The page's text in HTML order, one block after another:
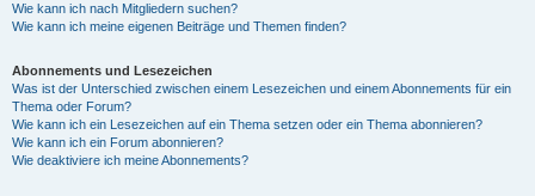
Wie kann ich nach Mitgliedern suchen?
Wie kann ich meine eigenen Beiträge und Themen finden?
Abonnements und Lesezeichen
Was ist der Unterschied zwischen einem Lesezeichen und einem Abonnements für ein
Thema oder Forum?
Wie kann ich ein Lesezeichen auf ein Thema setzen oder ein Thema abonnieren?
Wie kann ich ein Forum abonnieren?
Wie deaktiviere ich meine Abonnements?